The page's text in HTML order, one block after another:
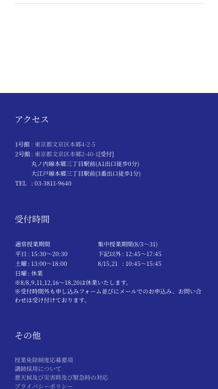
アクセス
1号館 : 東京都文京区本郷4-2-5
2号館: 東京都文京区本郷2-40-1[受付]
丸ノ内線本郷三丁目駅前(A1出口徒歩0分)
大江戸線本郷三丁目駅前(3番出口徒歩1分)
TEL
: 03-3811-9640
受付時間
通常授業期間
集中授業期間(8/3～31)
平日 : 15:30〜20:30 下記以外: 12:45〜17:45
土曜: 13:00〜18:00 8/15,21
: 10:45〜15:45
日曜: 休業
※8/8,9,11,12,16～18,20は休業いたします。
※受付時間外も申し込みフォーム並びにメールでのお申込み、お問い合
わせは受け付けております。
その他
授業免除制度応募要項
講師採用について
悪天候及び災害時及び緊急時の対応
プライバシーポリシー